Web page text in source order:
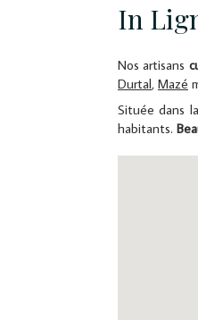
In
Nos artisans
Durtal, Mazé
Située dans
habitants.